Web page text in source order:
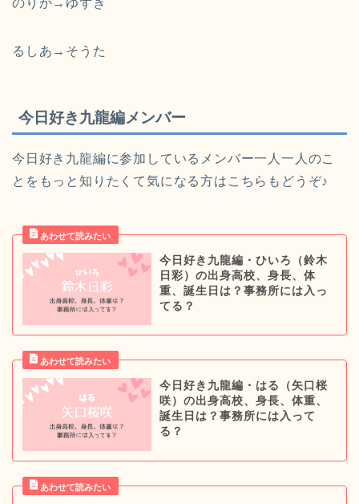
のりか→ゆずき
るしあ→そうた
今日好き九龍編メンバー
今日好き九龍編に参加しているメンバー一人一人のこ
とをもっと知りたくて気になる方はこちらもどうぞ♪
今日好き九龍編・ひいろ（鈴木
日彩）の出身高校、身長、体
重、誕生日は？事務所には入っ
てる？
今日好き九龍編・はる（矢口桜
咲）の出身高校、身長、体重、
誕生日は？事務所には入って
る？